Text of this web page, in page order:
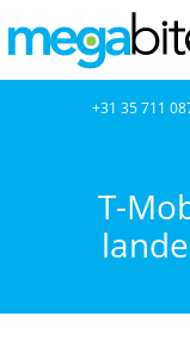
naar
inhoud
Netwerkbeheer
+31 35 711
T-